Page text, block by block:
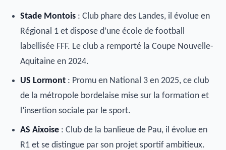
Stade Montois : Club phare des Landes, il évolue en
Régional 1 et dispose d’une école de football
labellisée FFF. Le club a remporté la Coupe Nouvelle-
Aquitaine en 2024.
US Lormont : Promu en National 3 en 2025, ce club
de la métropole bordelaise mise sur la formation et
l’insertion sociale par le sport.
AS Aixoise : Club de la banlieue de Pau, il évolue en
R1 et se distingue par son projet sportif ambitieux.